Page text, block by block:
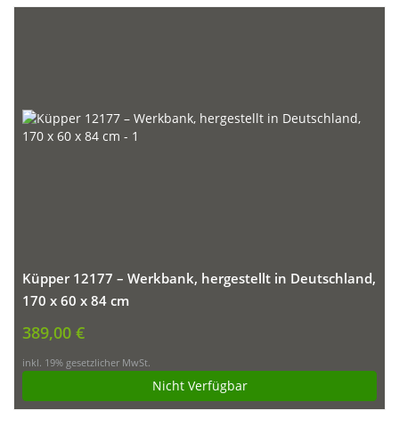
Küpper 12177 – Werkbank, hergestellt in Deutschland,
170 x 60 x 84 cm
389,00 €
inkl. 19% gesetzlicher MwSt.
Nicht Verfügbar